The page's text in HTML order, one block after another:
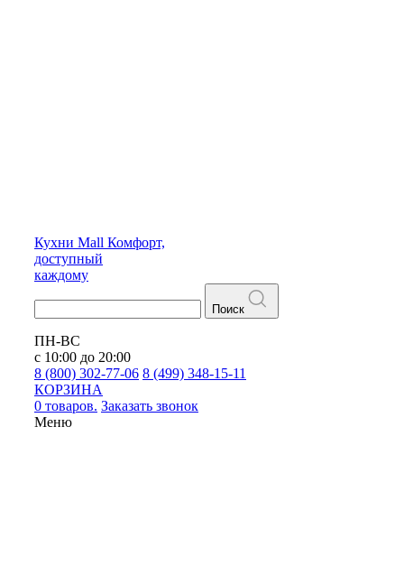
Кухни Mall Комфорт,
доступный
каждому
Поиск
ПН-ВС
с 10:00 до 20:00
8 (800) 302-77-06 8 (499) 348-15-11
КОРЗИНА
0 товаров. Заказать звонок
Меню